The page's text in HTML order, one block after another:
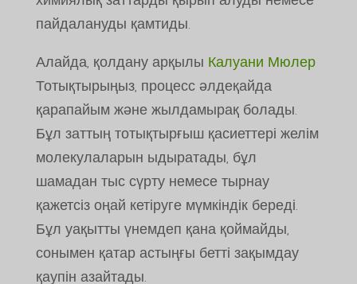
пайдалануды қамтиды.
Алайда, қолдану арқылы Калуани Мюлер
Тотықтырыңыз, процесс әлдеқайда
қарапайым және жылдамырақ болады.
Бұл заттың тотықтырғыш қасиеттері желім
молекулаларын ыдыратады, бұл
шамадан тыс сүрту немесе тырнау
қажетсіз оңай кетіруге мүмкіндік береді.
Бұл уақытты үнемдеп қана қоймайды,
сонымен қатар астыңғы бетті зақымдау
қаупін азайтады.